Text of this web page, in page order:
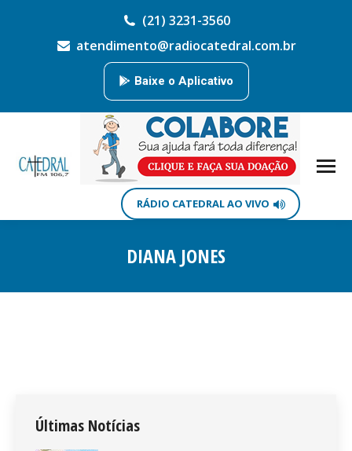
(21) 3231-3560
atendimento@radiocatedral.com.br
Baixe o Aplicativo
RÁDIO CATEDRAL AO VIVO
DIANA JONES
Últimas Notícias